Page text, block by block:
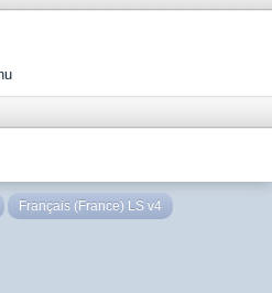
Français (France) LS v4